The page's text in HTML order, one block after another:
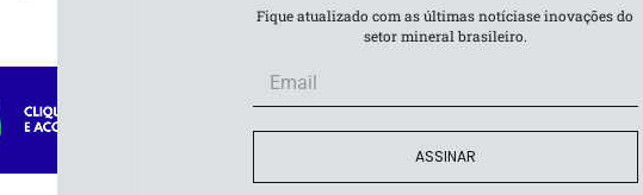
Fique atualizado com as últimas notíciase inovações do
setor mineral brasileiro.
ASSINAR